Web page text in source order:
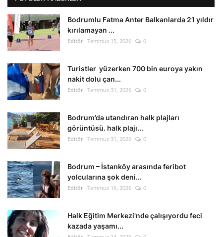
Bodrumlu Fatma Anter Balkanlarda 21 yıldır
kırılamayan ...
Editör Temmuz 15, 2026 0
Turistler yüzerken 700 bin euroya yakın
nakit dolu çan...
Editör Temmuz 31, 2026 0
Bodrum’da utandıran halk plajları
görüntüsü. halk plajı...
Editör Temmuz 31, 2026 0
Bodrum – İstanköy arasında feribot
yolcularına şok deni...
Editör Temmuz 16, 2026 0
Halk Eğitim Merkezi'nde çalışıyordu feci
kazada yaşamı...